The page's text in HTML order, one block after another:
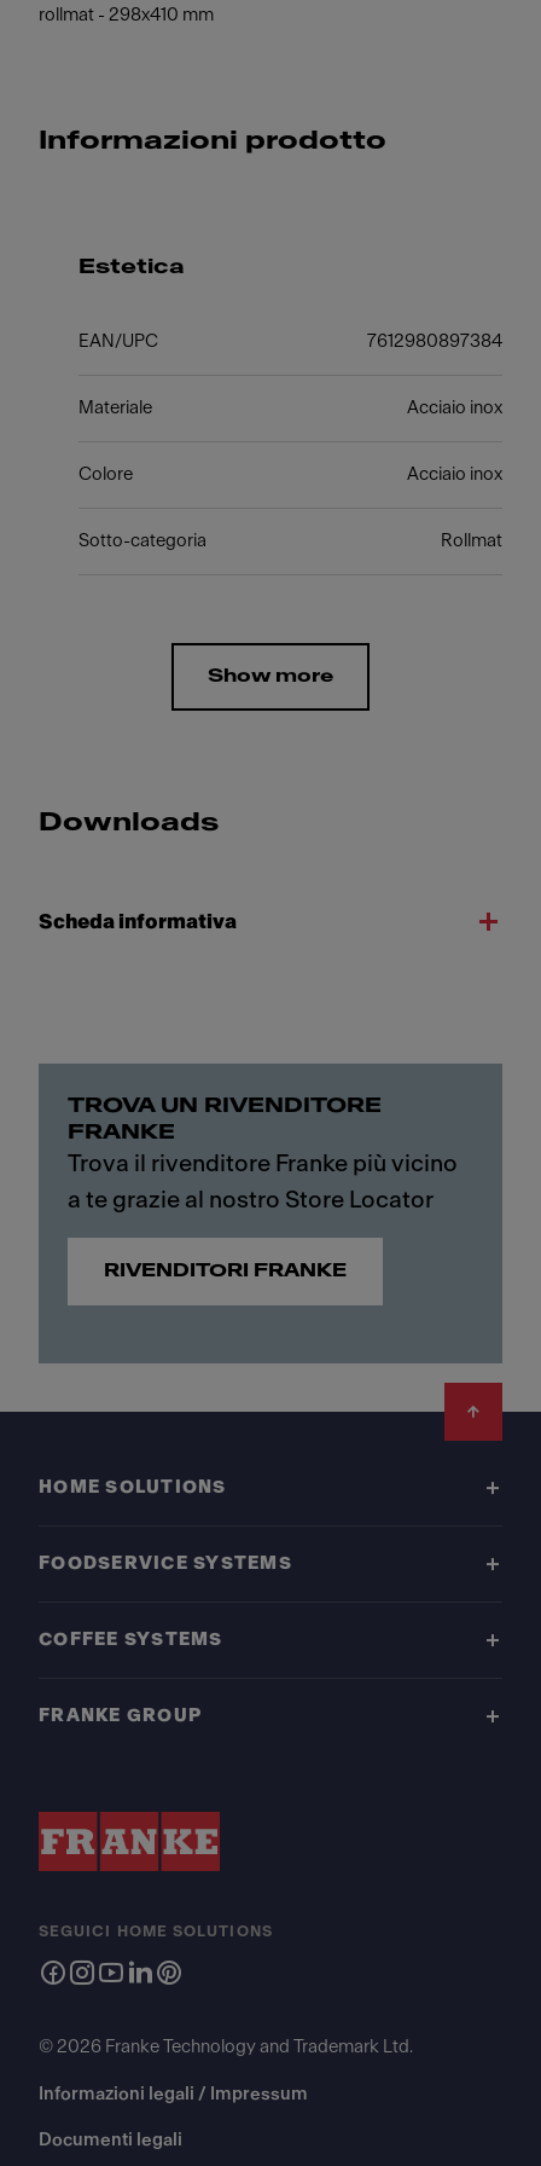
rollmat - 298x410 mm
Informazioni prodotto
Estetica
EAN/UPC 7612980897384
Materiale Acciaio inox
Colore Acciaio inox
Sotto-categoria Rollmat
Show more
Downloads
Scheda informativa
TROVA UN RIVENDITORE
FRANKE
Trova il rivenditore Franke più vicino
a te grazie al nostro Store Locator
RIVENDITORI FRANKE
HOME SOLUTIONS
FOODSERVICE SYSTEMS
COFFEE SYSTEMS
FRANKE GROUP
SEGUICI HOME SOLUTIONS
© 2026 Franke Technology and Trademark Ltd.
Informazioni legali / Impressum
Documenti legali